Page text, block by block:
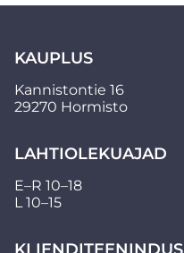
KAUPLUS
Kannistontie 16
29270 Hormisto
LAHTIOLEKUAJAD
E–R 10–18
L 10–15
KLIENDITEENINDUS